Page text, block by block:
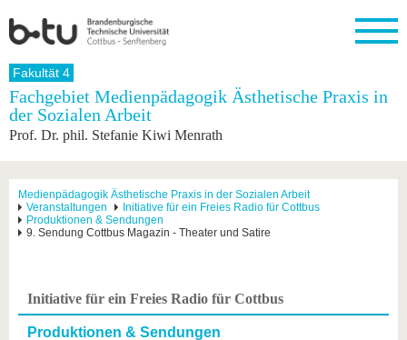
Startseite
Universität
Karriere
Engagement
Strukturwandel
Forschung
Forschung
Forschungsprofil
Förderung
Studium
Studium
Im
Studium
Studium
Profil
Aus dem
Ausland
an die
Ausland
Für
Weiterbildung
Fachkräfte
Wirtschafts-
und
Innovative
Werte
Region
Fakultät 4
Fachgebiet Medienpädagogik Ästhetische Praxis in
der Sozialen Arbeit
Prof. Dr. phil. Stefanie Kiwi Menrath
Medienpädagogik Ästhetische Praxis in der Sozialen Arbeit
Veranstaltungen
Initiative für ein Freies Radio für Cottbus
Produktionen & Sendungen
9. Sendung Cottbus Magazin - Theater und Satire
Initiative für ein Freies Radio für Cottbus
Produktionen & Sendungen